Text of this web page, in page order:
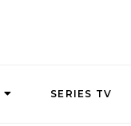
SERIES TV